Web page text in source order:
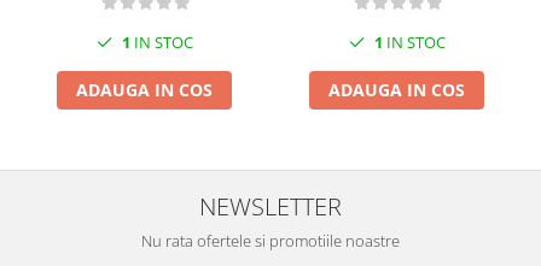
1 IN STOC
ADAUGA IN COS
1 IN STOC
ADAUGA IN COS
NEWSLETTER
Nu rata ofertele si promotiile noastre